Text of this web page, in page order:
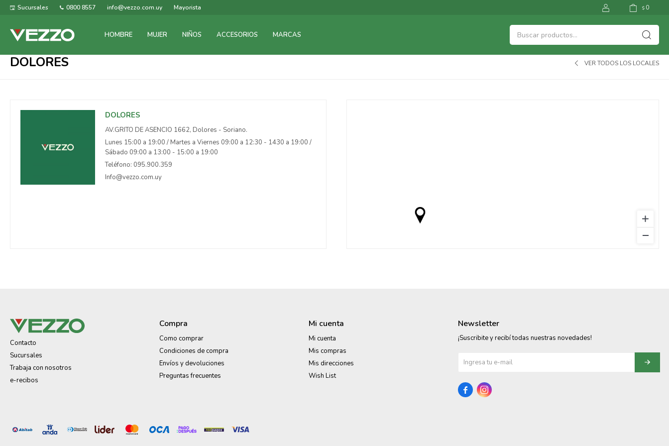
HOMBRE MUJER NIÑOS ACCESORIOS MARCAS
$ 0
Sucursales 0800 8557 info@vezzo.com.uy Mayorista
DOLORES VER TODOS LOS LOCALES
DOLORES
AV.GRITO DE ASENCIO 1662, Dolores - Soriano.
Lunes 15:00 a 19:00 / Martes a Viernes 09:00 a 12:30 - 1430 a 19:00 /
Sábado 09:00 a 13:00 - 15:00 a 19:00
Teléfono: 095.900.359
Info@vezzo.com.uy
Contacto
Sucursales
Trabaja con nosotros
e-recibos
Compra
Como comprar
Condiciones de compra
Envíos y devoluciones
Preguntas frecuentes
Mi cuenta
Mi cuenta
Mis compras
Mis direcciones
Wish List
Newsletter
¡Suscribite y recibí todas nuestras novedades!
 